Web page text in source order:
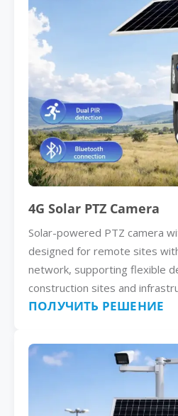
4G Solar PTZ Camera
Solar-powered PTZ camera
designed for remote sites
network, supporting flexible
construction sites and
ПОЛУЧИТЬ РЕШЕНИЕ